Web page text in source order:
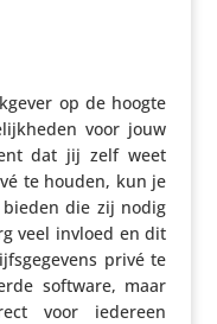
op de hoogte
voor jouw
dat jij zelf weet
te houden, kun je
die zij nodig
veel invloed en dit
privé te
software, maar
voor iedereen